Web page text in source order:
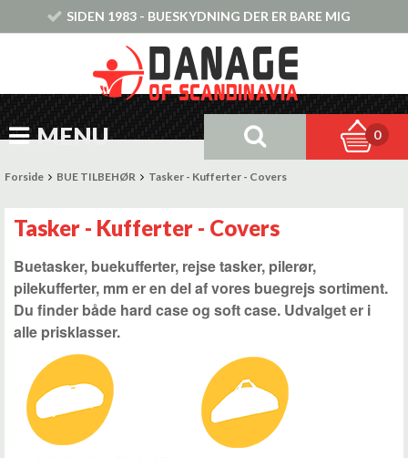
SIDEN 1983 - BUESKYDNING DER ER BARE MIG
MENU 0
Forside BUE TILBEHØR Tasker - Kufferter - Covers
Tasker - Kufferter - Covers
Buetasker, buekufferter, rejse tasker, pilerør,
pilekufferter, mm er en del af vores buegrejs sortiment.
Du finder både hard case og soft case. Udvalget er i
alle prisklasser.